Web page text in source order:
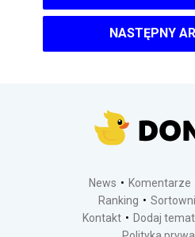
NASTĘPNY
News Komentarze
Ranking
Kontakt
Dodaj temat